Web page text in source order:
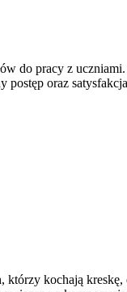
do pracy z uczniami.
oraz
kochają kreskę,